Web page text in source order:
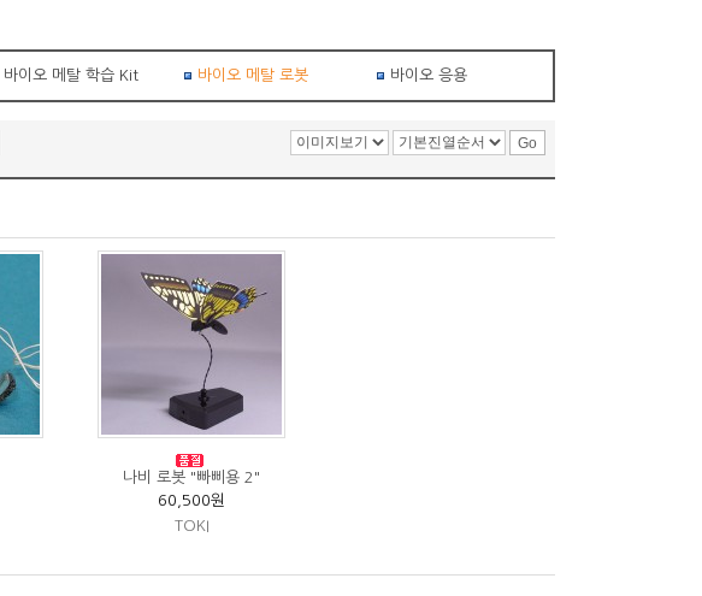
바이오 메탈 학습 Kit 바이오 메탈 로봇 바이오 응용
나비 로봇 "빠삐용 2"
60,500원
TOKI